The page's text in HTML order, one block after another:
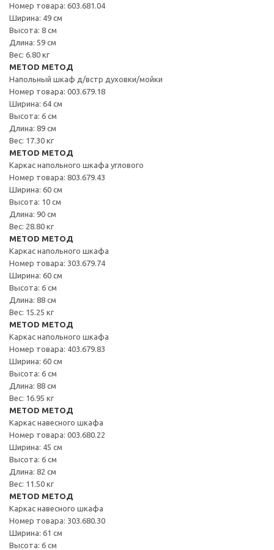
Номер товара: 603.681.04
Ширина: 49 см
Высота: 8 см
Длина: 59 см
Вес: 6.80 кг
METOD МЕТОД
Напольный шкаф д/встр духовки/мойки
Номер товара: 003.679.18
Ширина: 64 см
Высота: 6 см
Длина: 89 см
Вес: 17.30 кг
METOD МЕТОД
Каркас напольного шкафа углового
Номер товара: 803.679.43
Ширина: 60 см
Высота: 10 см
Длина: 90 см
Вес: 28.80 кг
METOD МЕТОД
Каркас напольного шкафа
Номер товара: 303.679.74
Ширина: 60 см
Высота: 6 см
Длина: 88 см
Вес: 15.25 кг
METOD МЕТОД
Каркас напольного шкафа
Номер товара: 403.679.83
Ширина: 60 см
Высота: 6 см
Длина: 88 см
Вес: 16.95 кг
METOD МЕТОД
Каркас навесного шкафа
Номер товара: 003.680.22
Ширина: 45 см
Высота: 6 см
Длина: 82 см
Вес: 11.50 кг
METOD МЕТОД
Каркас навесного шкафа
Номер товара: 303.680.30
Ширина: 61 см
Высота: 6 см